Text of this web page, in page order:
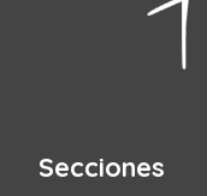
Secciones